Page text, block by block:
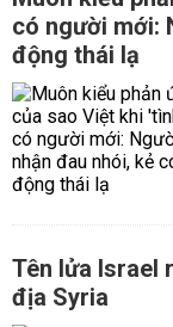
có người mới:
động thái lạ
Tên lửa Israel
địa Syria